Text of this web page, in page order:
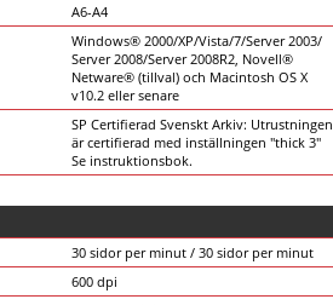
A6-A4
Windows® 2000/XP/Vista/7/Server 2003/
Server 2008/Server 2008R2, Novell®
Netware® (tillval) och Macintosh OS X
v10.2 eller senare
SP Certifierad Svenskt Arkiv: Utrustningen
är certifierad med inställningen "thick 3"
Se instruktionsbok.
30 sidor per minut / 30 sidor per minut
600 dpi